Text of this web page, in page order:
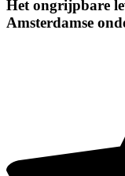
Het ongrijpbare
Amsterdamse